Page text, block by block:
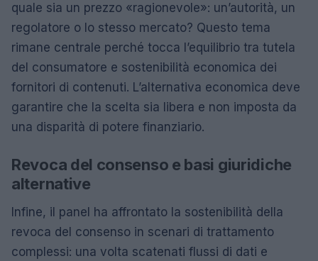
quale sia un prezzo «ragionevole»: un’autorità, un
regolatore o lo stesso mercato? Questo tema
rimane centrale perché tocca l’equilibrio tra tutela
del consumatore e sostenibilità economica dei
fornitori di contenuti. L’alternativa economica deve
garantire che la scelta sia libera e non imposta da
una disparità di potere finanziario.
Revoca del consenso e basi giuridiche
alternative
Infine, il panel ha affrontato la sostenibilità della
revoca del consenso in scenari di trattamento
complessi: una volta scatenati flussi di dati e